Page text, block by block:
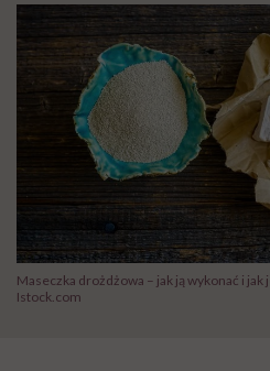
Maseczka drożdżowa – jak ją wykonać i jak
Istock.com